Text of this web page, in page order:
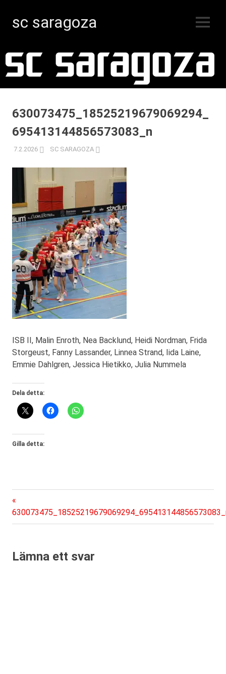
innehåll
sc saragoza
Kristinestad
sedan
MENY
630073475_18525219679069294_
695413144856573083_n
7.2.2026 SC SARAGOZA
ISB II, Malin Enroth, Nea Backlund, Heidi Nordman, Frida
Storgeust, Fanny Lassander, Linnea Strand, Iida Laine,
Emmie Dahlgren, Jessica Hietikko, Julia Nummela
Dela detta:
Gilla detta:
Inläggsnavigering
inlägg:
Lämna ett svar